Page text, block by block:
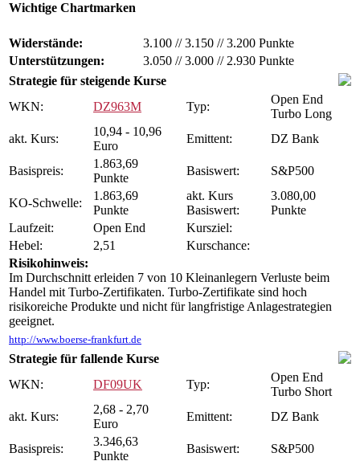
Wichtige Chartmarken
Widerstände: 3.100 //3.150 //3.200 Punkte
Unterstützungen:
3.050 //3.000 //2.930 Punkte
Strategie für steigende Kurse
WKN:
DZ963M Typ:
Open End
Turbo Long
akt. Kurs:
10,94 - 10,96
Euro
Emittent: DZ Bank
Basispreis:
1.863,69
Punkte
Basiswert: S&P500
KO-Schwelle:
1.863,69
Punkte
akt. Kurs
Basiswert:
3.080,00
Punkte
Laufzeit:
Open End
Kursziel:
Hebel:
2,51
Kurschance:
Risikohinweis:
Im Durchschnitt erleiden 7 von 10 Kleinanlegern Verluste beim
Handel mit Turbo-Zertifikaten. Turbo-Zertifikate sind hoch
risikoreiche Produkte und nicht für langfristige Anlagestrategien
geeignet.
http://www.boerse-frankfurt.de
Strategie für fallende Kurse
WKN:
DF09UK Typ:
Open End
Turbo Short
akt. Kurs:
2,68 - 2,70
Euro
Emittent: DZ Bank
Basispreis:
3.346,63
Punkte
Basiswert: S&P500